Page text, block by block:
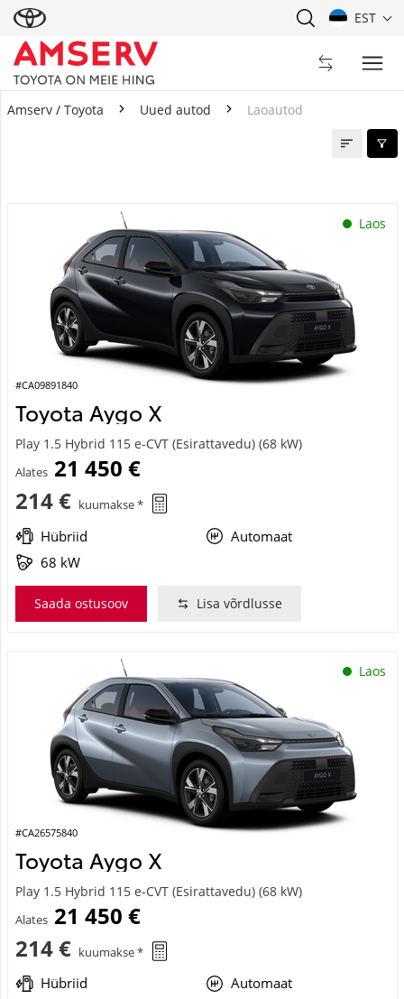
EST
Amserv / Toyota Uued autod Laoautod
Laos
#CA09891840
Toyota Aygo X
Play 1.5 Hybrid 115 e-CVT (Esirattavedu) (68 kW)
Alates 21 450 €
214 € kuumakse *
Hübriid
Automaat
68 kW
Saada ostusoov Lisa võrdlusse
Laos
#CA26575840
Toyota Aygo X
Play 1.5 Hybrid 115 e-CVT (Esirattavedu) (68 kW)
Alates 21 450 €
214 € kuumakse *
Hübriid
Automaat